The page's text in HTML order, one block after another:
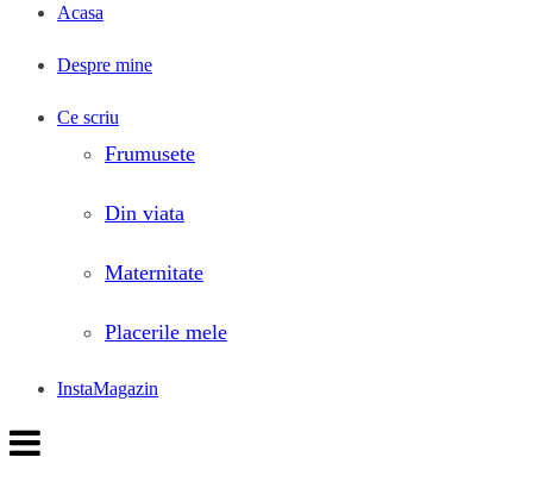
Acasa
Despre mine
Ce scriu
Frumusete
Din viata
Maternitate
Placerile mele
InstaMagazin